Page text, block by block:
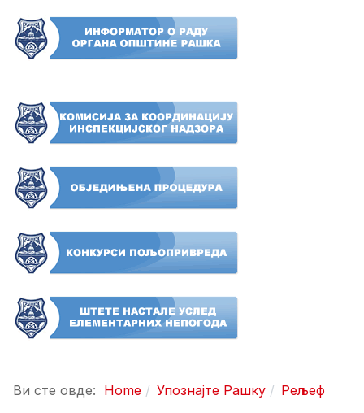
Ви сте овде: Home Упознајте Рашку Рељеф